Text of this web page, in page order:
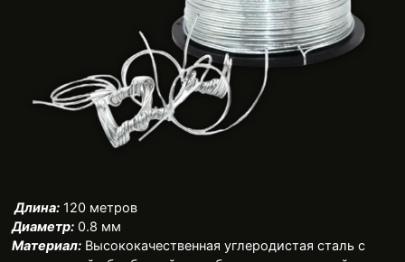
Длина: 120 метров
Диаметр: 0.8 мм
Материал: Высококачественная углеродистая сталь с